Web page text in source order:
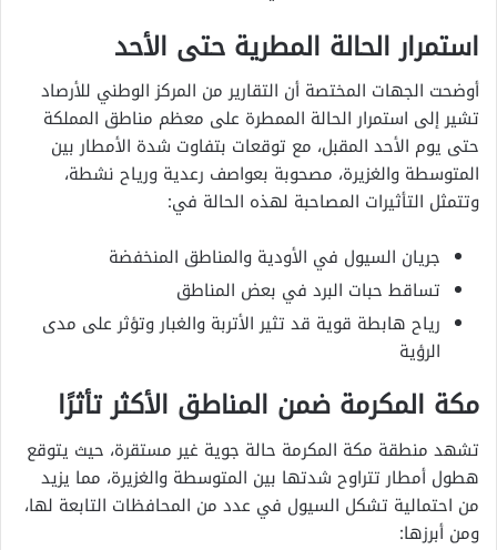
استمرار الحالة المطرية حتى الأحد
أوضحت الجهات المختصة أن التقارير من المركز الوطني للأرصاد
تشير إلى استمرار الحالة الممطرة على معظم مناطق المملكة
حتى يوم الأحد المقبل، مع توقعات بتفاوت شدة الأمطار بين
المتوسطة والغزيرة، مصحوبة بعواصف رعدية ورياح نشطة،
وتتمثل التأثيرات المصاحبة لهذه الحالة في:
جريان السيول في الأودية والمناطق المنخفضة
تساقط حبات البرد في بعض المناطق
رياح هابطة قوية قد تثير الأتربة والغبار وتؤثر على مدى
الرؤية
مكة المكرمة ضمن المناطق الأكثر تأثرًا
تشهد منطقة مكة المكرمة حالة جوية غير مستقرة، حيث يتوقع
هطول أمطار تتراوح شدتها بين المتوسطة والغزيرة، مما يزيد
من احتمالية تشكل السيول في عدد من المحافظات التابعة لها،
ومن أبرزها: